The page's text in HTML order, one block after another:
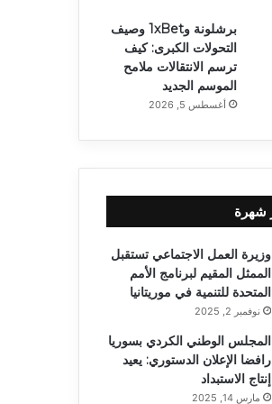
برشلونة و1xBet وصيف
التحولات الكبرى: كيف
ترسم الانتقالات ملامح
الموسم الجديد
أغسطس 5, 2026
شهرة
وزيرة العمل الاجتماعي تستقبل
الممثل المقيم لبرنامج الأمم
المتحدة للتنمية في موريتانيا
نوفمبر 2, 2025
المجلس الوطني الكردي بسوريا
رافضا الإعلان الدستوري: يعيد
إنتاج الاستبداد
مارس 14, 2025